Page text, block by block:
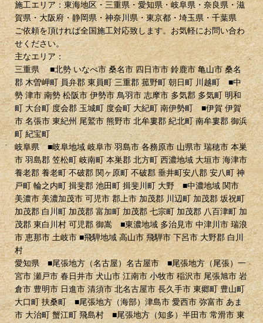
施工エリア：東海地区・三重県・愛知県・岐阜県・奈良県・滋
賀県・大阪府・静岡県・神奈川県・東京都・埼玉県・千葉県
ご依頼を頂ければ全国施工対応致します。お気軽にお問い合わ
せください。
主なエリア：
三重県 ■北勢 いなべ市 桑名市 四日市市 鈴鹿市 亀山市 桑名
郡 木曽岬町 員弁郡 東員町 三重郡 菰野町 朝日町 川越町 ■中
勢 津市 南勢 松阪市 伊勢市 鳥羽市 志摩市 多気郡 多気町 明和
町 大台町 度会郡 玉城町 度会町 大紀町 南伊勢町 ■伊賀 伊賀
市 名張市 東紀州 尾鷲市 熊野市 北牟婁郡 紀北町 南牟婁郡 御浜
町 紀宝町
岐阜県 ■岐阜地域 岐阜市 羽島市 各務原市 山県市 瑞穂市 本巣
市 羽島郡 笠松町 岐南町 本巣郡 北方町 西濃地域 大垣市 海津市
養老郡 養老町 不破郡 関ヶ原町 不破郡 垂井町安八郡 安八町 神
戸町 輪之内町 揖斐郡 池田町 揖斐川町 大野 ■中濃地域 関市
美濃市 美濃加茂市 可児市 郡上市 加茂郡 川辺町 加茂郡 坂祝町
加茂郡 白川町 加茂郡 富加町 加茂郡 七宗町 加茂郡 八百津町 加
茂郡 東白川村 可児郡 御嵩 ■東濃地域 多治見市 中津川市 瑞浪
市 恵那市 土岐市 ■飛騨地域 高山市 飛騨市 下呂市 大野郡 白川
村
愛知県 ■尾張地方（名古屋）名古屋市 ■尾張地方（尾張）一
宮市 瀬戸市 春日井市 犬山市 江南市 小牧市 稲沢市 尾張旭市 岩
倉市 豊明市 日進市 清須市 北名古屋市 長久手市 東郷町 豊山町
大口町 扶桑町 ■尾張地方（海部）津島市 愛西市 弥富市 あま
市 大治町 蟹江町 飛島村 ■尾張地方（知多）半田市 常滑市 東